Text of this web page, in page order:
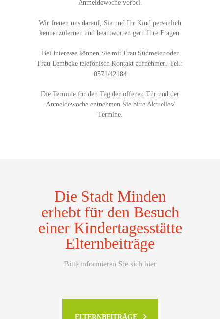
Anmeldewoche vorbei.
Wir freuen uns darauf, Sie und Ihr Kind persönlich
kennenzulernen und beantworten gern Ihre Fragen.
Bei Interesse können Sie mit Frau Südmeier oder
Frau Lembcke telefonisch Kontakt aufnehmen. Tel.:
0571/42184
Die Termine für den Tag der offenen Tür und der
Anmeldewoche entnehmen Sie bitte Aktuelles/
Termine.
Die Stadt Minden
erhebt für den Besuch
einer Kindertagesstätte
Elternbeiträge
Bitte informieren Sie sich hier
ELTERNBEITRÄGE